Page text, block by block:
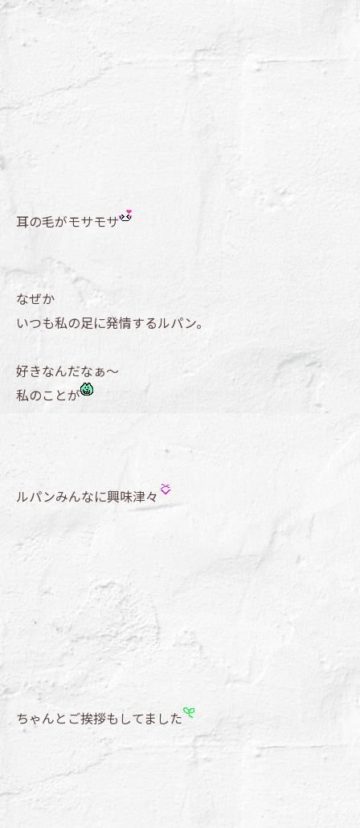
耳の毛がモサモサ
なぜか
いつも私の足に発情するルパン。
好きなんだなぁ～
私のことが
ルパンみんなに興味津々
ちゃんとご挨拶もしてました